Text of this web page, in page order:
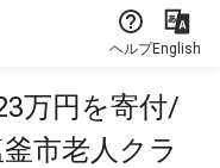
ヘルプEnglish
万円を寄付/
市老人クラ